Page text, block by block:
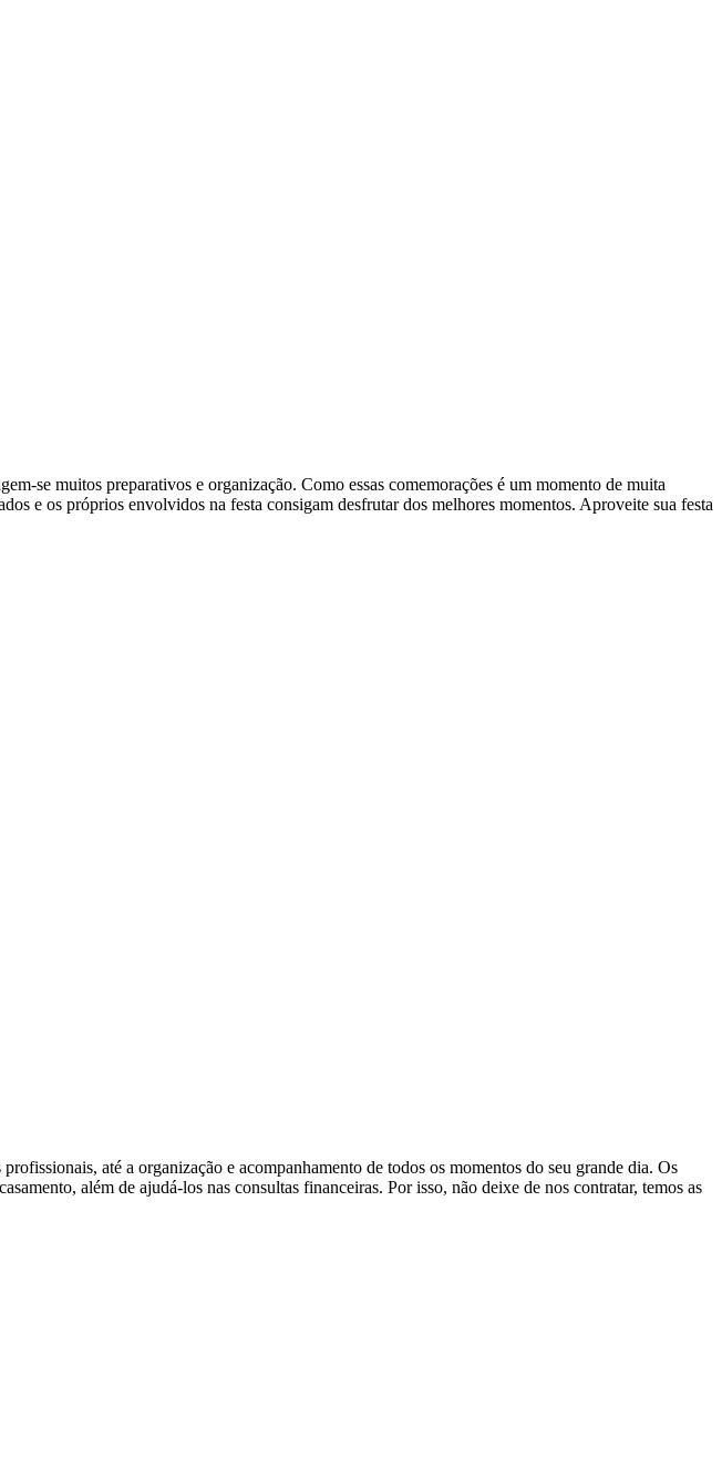
se muitos preparativos e organização. Como essas comemorações é um momento de muita
e os próprios envolvidos na festa consigam desfrutar dos melhores momentos. Aproveite sua festa
até a organização e acompanhamento de todos os momentos do seu grande dia. Os
além de ajudá-los nas consultas financeiras. Por isso, não deixe de nos contratar, temos as